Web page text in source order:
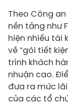
Theo Công
nền tảng như
hiện nhiều tài
về “gói tiết
trình khách
nhuận cao.
đưa ra mức
của các tổ